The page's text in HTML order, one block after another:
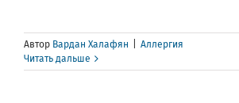
Автор Вардан Халафян
Аллергия
Читать дальше